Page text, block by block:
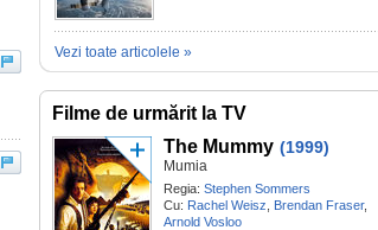
Vezi toate articolele »
Filme de urmărit la TV
The Mummy (1999)
Mumia
Regia: Stephen Sommers
Cu: Rachel Weisz Brendan Fraser,
Arnold Vosloo